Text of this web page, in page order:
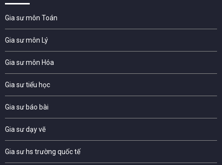
Gia sư môn Toán
Gia sư môn Lý
Gia sư môn Hóa
Gia sư tiểu học
Gia sư báo bài
Gia sư dạy vẽ
Gia sư hs trường quốc tế